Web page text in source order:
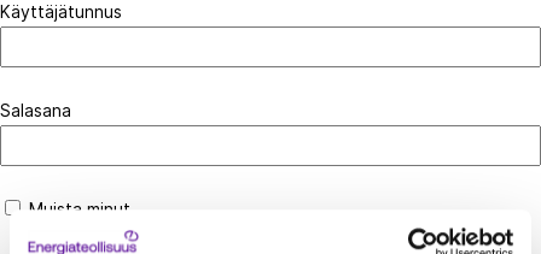
Käyttäjätunnus
Salasana
Muista minut